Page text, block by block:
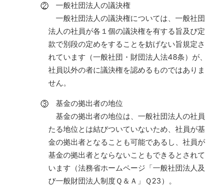
一般社団法人の議決権
一般社団法人の議決権については、一般社団
法人の社員が各１個の議決権を有する旨及び定
款で別段の定めをすることを妨げない旨規定さ
れています（一般社団・財団法人法48条）が、
社員以外の者に議決権を認めるものではありま
せん。
基金の拠出者の地位
基金の拠出者の地位は、一般社団法人の社員
たる地位とは結びついていないため、社員が基
金の拠出者となることも可能であるし、社員が
基金の拠出者とならないこともできるとされて
います（法務省ホームページ「一般社団法人及
び一般財団法人制度Ｑ＆Ａ」Ｑ23）。